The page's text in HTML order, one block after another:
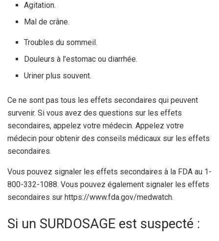
Agitation.
Mal de crâne.
Troubles du sommeil.
Douleurs à l’estomac ou diarrhée.
Uriner plus souvent.
Ce ne sont pas tous les effets secondaires qui peuvent
survenir. Si vous avez des questions sur les effets
secondaires, appelez votre médecin. Appelez votre
médecin pour obtenir des conseils médicaux sur les effets
secondaires.
Vous pouvez signaler les effets secondaires à la FDA au 1-
800-332-1088. Vous pouvez également signaler les effets
secondaires sur https://www.fda.gov/medwatch.
Si un SURDOSAGE est suspecté :